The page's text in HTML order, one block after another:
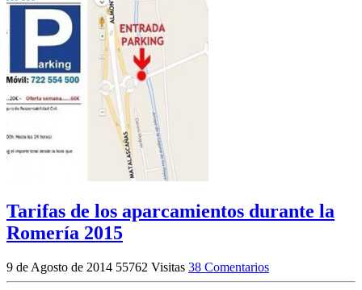
Tarifas de los aparcamientos durante la
Romería 2015
9 de Agosto de 2014 55762 Visitas 38 Comentarios